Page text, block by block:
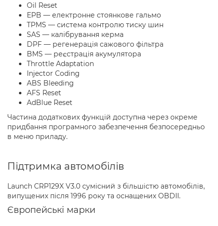
Oil Reset
EPB — електронне стоянкове гальмо
TPMS — система контролю тиску шин
SAS — калібрування керма
DPF — регенерація сажового фільтра
BMS — реєстрація акумулятора
Throttle Adaptation
Injector Coding
ABS Bleeding
AFS Reset
AdBlue Reset
Частина додаткових функцій доступна через окреме
придбання програмного забезпечення безпосередньо
в меню приладу.
Підтримка автомобілів
Launch CRP129X V3.0 сумісний з більшістю автомобілів,
випущених після 1996 року та оснащених OBDII.
Європейські марки